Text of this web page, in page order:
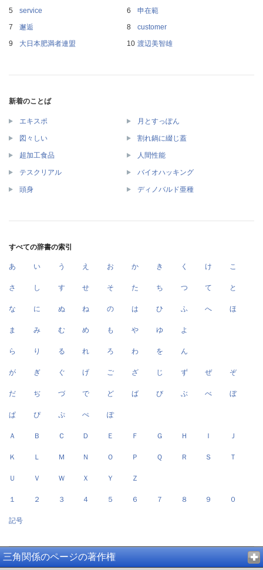
service
申在範
邂逅
customer
大日本肥満者連盟
渡辺美智雄
新着のことば
エキスポ 月とすっぽん
図々しい 割れ鍋に綴じ蓋
超加工食品 人間性能
テスクリアル バイオハッキング
頭身 ディノバルド亜種
すべての辞書の索引
あ い う え お か き く け こ
さ し す せ そ た ち つ て と
な に ぬ ね の は ひ ふ へ ほ
ま み む め も や ゆ よ
ら り る れ ろ わ を ん
が ぎ ぐ げ ご ざ じ ず ぜ ぞ
だ ぢ づ で ど ば び ぶ べ ぼ
ぱ ぴ ぷ ぺ ぽ
Ａ Ｂ Ｃ Ｄ Ｅ Ｆ Ｇ Ｈ Ｉ Ｊ
Ｋ Ｌ Ｍ Ｎ Ｏ Ｐ Ｑ Ｒ Ｓ Ｔ
Ｕ Ｖ Ｗ Ｘ Ｙ Ｚ
１ ２ ３ ４ ５ ６ ７ ８ ９ ０
記号
三角関係のページの著作権